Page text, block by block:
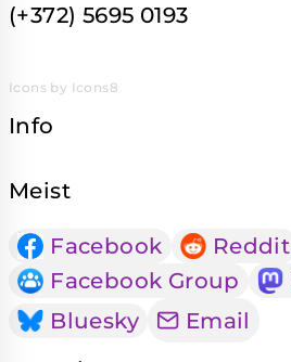
(+372) 5695 0193
Icons by Icons8
Info
Meist
Facebook
Reddit
Facebook Group
Bluesky
Email